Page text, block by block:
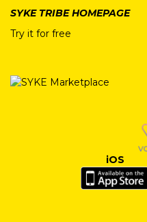
SYKE TRIBE HOMEPAGE
Try it for free
iOS